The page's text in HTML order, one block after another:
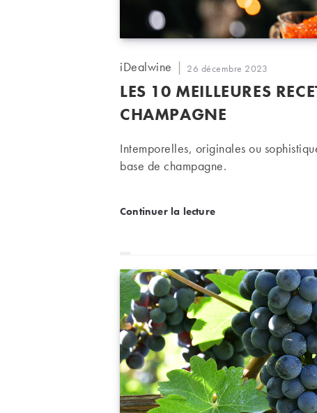
Auteur/autrice
la
publication :
iDealwine
Publication
26 décembre 2023
LES 10 MEILLEURES
CHAMPAGNE
Intemporelles, originales ou
base de champagne.
Continuer la lectureLes 10 meilleures